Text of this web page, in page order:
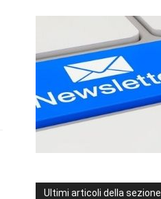
Ultimi articoli della sezione